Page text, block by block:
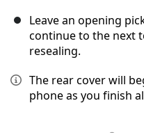
Leave an opening
continue to the next
resealing.
The rear cover will
phone as you finish